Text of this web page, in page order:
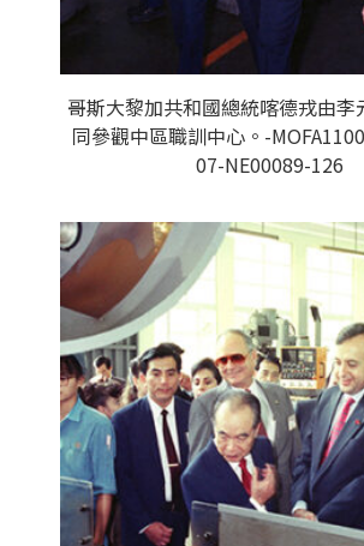
哥斯大黎加共和國總統喀德戎由李
同參觀中區職訓中心。-
07-NE00089-126